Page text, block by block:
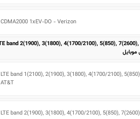
CDMA2000 1xEV-DO - Verizon
LTE band 1(2100), 2(1900), 3(1800), 4(1700/2100),
AT&T
LTE band 2(1900), 3(1800), 4(1700/2100), 5(850),